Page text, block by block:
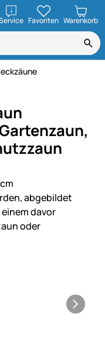
öffnenFavoriten Warenkorb